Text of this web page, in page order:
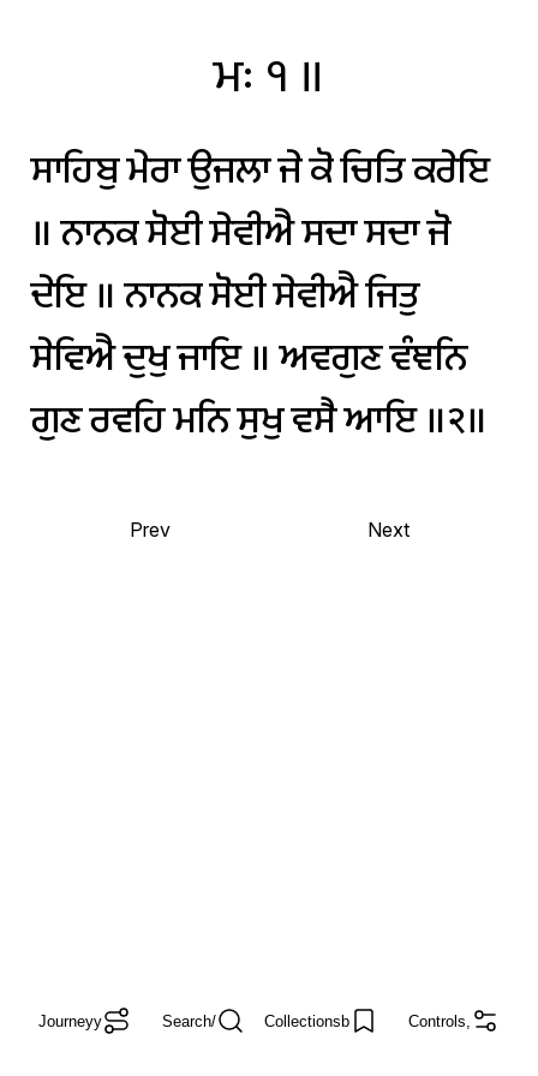
ਮਃ ੧ ॥
ਸਾਹਿਬੁਮੇਰਾਉਜਲਾਜੇਕੋਚਿਤਿਕਰੇਇ
॥ਨਾਨਕਸੋਈਸੇਵੀਐਸਦਾਸਦਾਜੋ
ਦੇਇ॥ਨਾਨਕਸੋਈਸੇਵੀਐਜਿਤੁ
ਸੇਵਿਐਦੁਖੁਜਾਇ॥ਅਵਗੁਣਵੰਞਨਿ
ਗੁਣਰਵਹਿਮਨਿਸੁਖੁਵਸੈਆਇ॥੨॥
Prev Next
Journeyy Search/ Collectionsb Controls